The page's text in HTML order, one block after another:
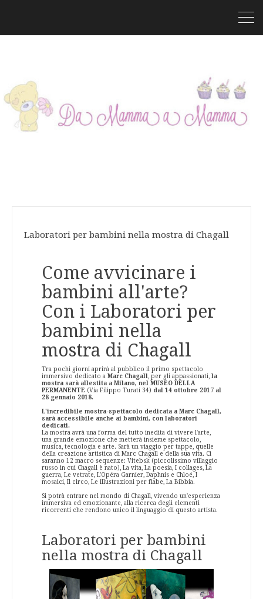
Laboratori per bambini nella mostra di Chagall
Come avvicinare i
bambini all'arte?
Con i Laboratori per
bambini nella
mostra di Chagall
Tra pochi giorni aprirà al pubblico il primo spettacolo
immersivo dedicato a Marc Chagall , per gli appassionati, la
mostra sarà allestita a Milano, nel MUSEO DELLA
PERMANENTE (Via Filippo Turati 34) dal 14 ottobre 2017 al
28 gennaio 2018.
L'incredibile mostra-spettacolo dedicata a Marc Chagall,
sarà accessibile anche ai bambini, con laboratori
dedicati.
La mostra avrà una forma del tutto inedita di vivere l'arte,
una grande emozione che metterà insieme spettacolo,
musica, tecnologia e arte. Sarà un viaggio per tappe, quelle
della creazione artistica di Marc Chagall e della sua vita. Ci
saranno 12 macro sequenze: Vitebsk (piccolissimo villaggio
russo in cui Chagall è nato), La vita, La poesia, I collages, La
guerra, Le vetrate, L'Opéra Garnier, Daphnis e Chloé, I
mosaici, Il circo, Le illustrazioni per fiabe, La Bibbia.
Si potrà entrare nel mondo di Chagall, vivendo un'esperienza
immersiva ed emozionante, alla ricerca degli elementi
ricorrenti che rendono unico il linguaggio di questo artista.
Laboratori per bambini
nella mostra di Chagall